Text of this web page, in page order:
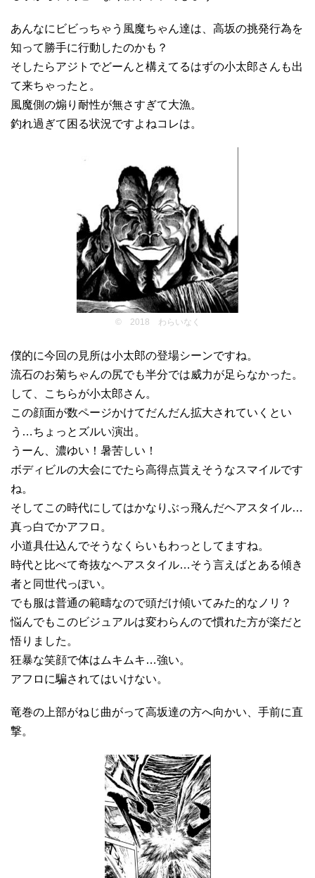
あんなにビビっちゃう風魔ちゃん達は、高坂の挑発行為を
知って勝手に行動したのかも？
そしたらアジトでどーんと構えてるはずの小太郎さんも出
て来ちゃったと。
風魔側の煽り耐性が無さすぎて大漁。
釣れ過ぎて困る状況ですよねコレは。
© 2018 わらいなく
僕的に今回の見所は小太郎の登場シーンですね。
流石のお菊ちゃんの尻でも半分では威力が足らなかった。
して、こちらが小太郎さん。
この顔面が数ページかけてだんだん拡大されていくとい
う…ちょっとズルい演出。
うーん、濃ゆい！暑苦しい！
ボディビルの大会にでたら高得点貰えそうなスマイルです
ね。
そしてこの時代にしてはかなりぶっ飛んだヘアスタイル…
真っ白でかアフロ。
小道具仕込んでそうなくらいもわっとしてますね。
時代と比べて奇抜なヘアスタイル…そう言えばとある傾き
者と同世代っぽい。
でも服は普通の範疇なので頭だけ傾いてみた的なノリ？
悩んでもこのビジュアルは変わらんので慣れた方が楽だと
悟りました。
狂暴な笑顔で体はムキムキ…強い。
アフロに騙されてはいけない。
竜巻の上部がねじ曲がって高坂達の方へ向かい、手前に直
撃。